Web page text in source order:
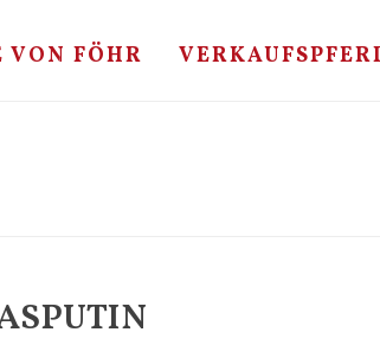
VON FÖHR